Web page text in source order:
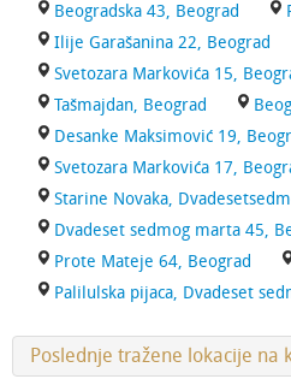
Beogradska 43, Beograd
Ilije Garašanina 22, Beograd
Svetozara Markovića 15,
Tašmajdan, Beograd
Desanke Maksimović 19,
Svetozara Markovića 17,
Starine Novaka,
Dvadeset sedmog marta 45,
Prote Mateje 64, Beograd
Palilulska pijaca, Dvadeset
Poslednje tražene lokacije na